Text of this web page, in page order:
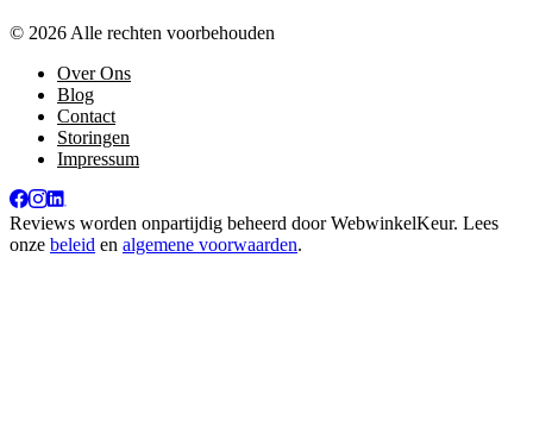
© 2026 Alle rechten voorbehouden
Over Ons
Blog
Contact
Storingen
Impressum
Reviews worden onpartijdig beheerd doorWebwinkelKeur. Lees
onze beleid en algemene voorwaarden.